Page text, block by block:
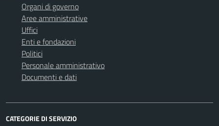
Organi di governo
Aree amministrative
Uffici
Enti e fondazioni
Politici
Personale amministrativo
Documenti e dati
CATEGORIE DI SERVIZIO